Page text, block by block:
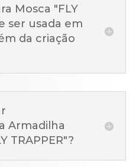
Mosca "FLY
ser usada em
da criação
Armadilha
TRAPPER"?